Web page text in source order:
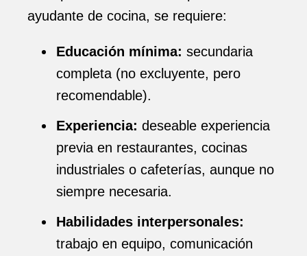
ayudante de cocina, se requiere:
Educación mínima: secundaria
completa (no excluyente, pero
recomendable).
Experiencia: deseable experiencia
previa en restaurantes, cocinas
industriales o cafeterías, aunque no
siempre necesaria.
Habilidades interpersonales:
trabajo en equipo, comunicación